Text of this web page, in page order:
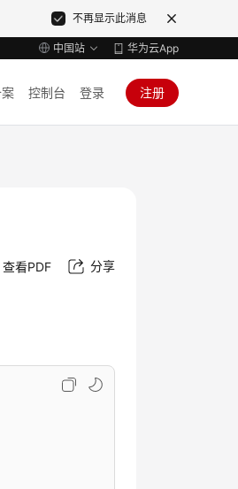
不再显示此消息
中国站 华为云App
控制台 登录 注册
查看PDF 分享